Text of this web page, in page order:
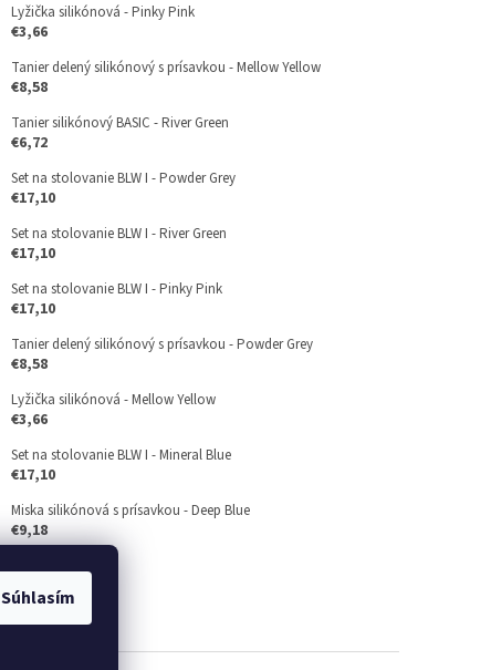
Súhlasím
Lyžička silikónová - Pinky Pink
€3,66
Tanier delený silikónový s prísavkou - Mellow Yellow
€8,58
Tanier silikónový BASIC - River Green
€6,72
Set na stolovanie BLW I - Powder Grey
€17,10
Set na stolovanie BLW I - River Green
€17,10
Set na stolovanie BLW I - Pinky Pink
€17,10
Tanier delený silikónový s prísavkou - Powder Grey
€8,58
Lyžička silikónová - Mellow Yellow
€3,66
Set na stolovanie BLW I - Mineral Blue
€17,10
Miska silikónová s prísavkou - Deep Blue
€9,18